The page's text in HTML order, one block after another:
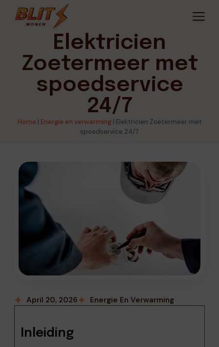
Elektricien
Zoetermeer met
spoedservice
24/7
Home | Energie en verwarming| Elektricien Zoetermeer met
spoedservice 24/7
April 20, 2026 Energie En Verwarming
Inleiding